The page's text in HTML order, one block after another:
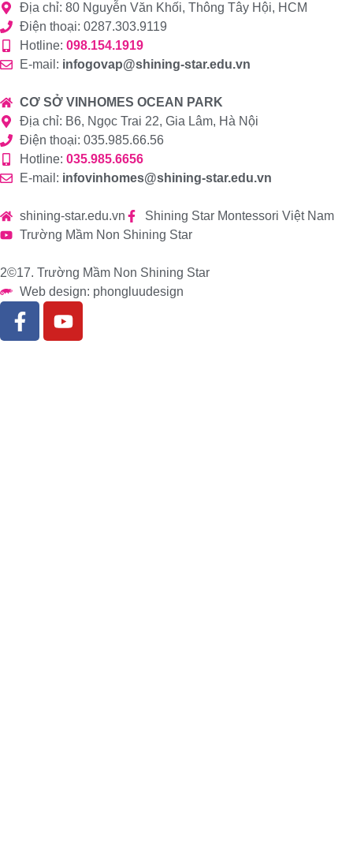
Địa chỉ: 80 Nguyễn Văn Khối, Thông Tây Hội, HCM
Điện thoại: 0287.303.9119
Hotline: 098.154.1919
E-mail: infogovap@shining-star.edu.vn
CƠ SỞ VINHOMES OCEAN PARK
Địa chỉ: B6, Ngọc Trai 22, Gia Lâm, Hà Nội
Điện thoại: 035.985.66.56
Hotline: 035.985.6656
E-mail: infovinhomes@shining-star.edu.vn
shining-star.edu.vn
Shining Star Montessori Việt Nam
Trường Mầm Non Shining Star
2©17. Trường Mầm Non Shining Star
Web design: phongluudesign